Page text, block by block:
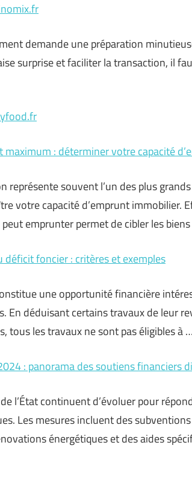
demande une préparation
surprise et faciliter la transaction, il
maximum : déterminer votre capacité
représente souvent l’un des plus
votre capacité d’emprunt immobilier.
emprunter permet de cibler les
déficit foncier : critères et exemples
une opportunité financière
En déduisant certains travaux de leur
tous les travaux ne sont pas éligibles à …
: panorama des soutiens financiers
l’État continuent d’évoluer pour
Les mesures incluent des
énergétiques et des aides